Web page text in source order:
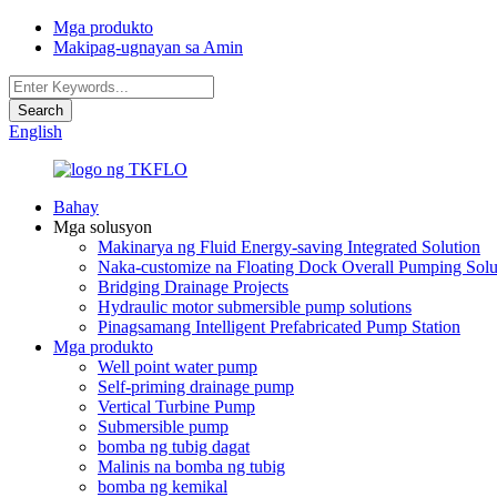
Mga produkto
Makipag-ugnayan sa Amin
English
Bahay
Mga solusyon
Makinarya ng Fluid Energy-saving Integrated Solution
Naka-customize na Floating Dock Overall Pumping
Bridging Drainage Projects
Hydraulic motor submersible pump solutions
Pinagsamang Intelligent Prefabricated Pump Station
Mga produkto
Well point water pump
Self-priming drainage pump
Vertical Turbine Pump
Submersible pump
bomba ng tubig dagat
Malinis na bomba ng tubig
bomba ng kemikal